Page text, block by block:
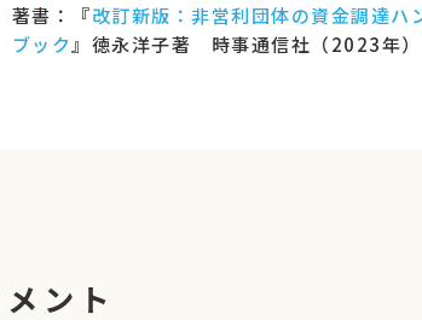
年5月14日
当時のものです。
著書：『改訂新版：非営利団体の資金調達ハ
ブック 』徳永洋子著 時事通信社（2023年）
ント